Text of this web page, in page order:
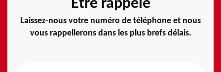
Etre rappelé
Laissez-nous votre numéro de téléphone et nous
vous rappellerons dans les plus brefs délais.